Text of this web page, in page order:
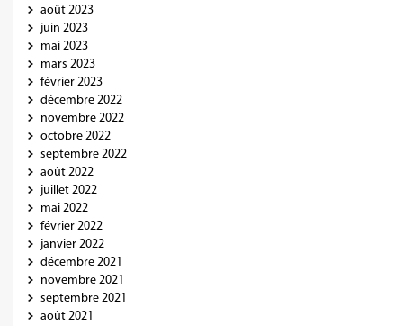
août 2023
juin 2023
mai 2023
mars 2023
février 2023
décembre 2022
novembre 2022
octobre 2022
septembre 2022
août 2022
juillet 2022
mai 2022
février 2022
janvier 2022
décembre 2021
novembre 2021
septembre 2021
août 2021